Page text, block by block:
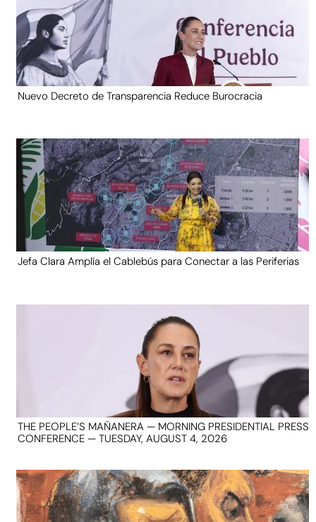
Nuevo Decreto de Transparencia Reduce Burocracia
Jefa Clara Amplía el Cablebús para Conectar a las Periferias
THE PEOPLE’S MAÑANERA — MORNING PRESIDENTIAL PRESS
CONFERENCE — TUESDAY, AUGUST 4, 2026